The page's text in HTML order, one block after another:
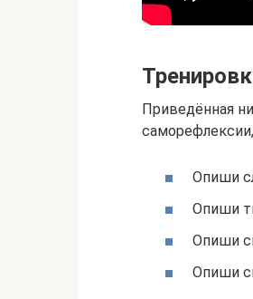
Приведённая
Опиши
Опиши
Опиши
Опиши